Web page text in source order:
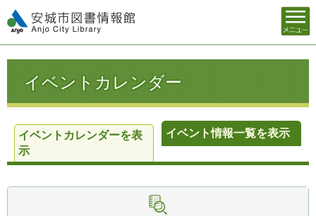
安城市図書情報館
メニュ
ー
イベントカレンダー
イベントカレンダーを表
示
イベント情報一覧を表示